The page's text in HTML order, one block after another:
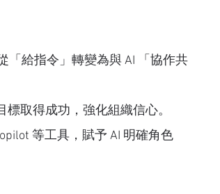
給指令」轉變為與 AI 「協作共
取得成功，強化組織信心。
等工具，賦予 AI 明確角色